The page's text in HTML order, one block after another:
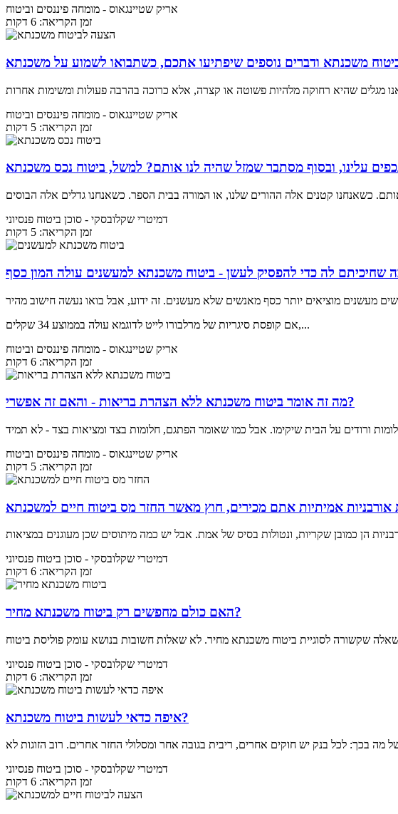
אריק שטיינגאוס - מומחה פיננסים וביטוח
זמן הקריאה: 6 דקות
משכנתא ודברים נוספים שיפתיעו אתכם, כשתבואו לשמוע על משכנתא
אריק שטיינגאוס - מומחה פיננסים וביטוח
זמן הקריאה: 5 דקות
עלינו, ובסוף מסתבר שמזל שהיה לנו אותם? למשל, ביטוח נכס משכנתא
דמיטרי שקלובסקי - סוכן ביטוח פנסיוני
זמן הקריאה: 5 דקות
אם קופסת סיגריות של מרלבורו לייט לדוגמא עולה בממוצע 34 שקלים,...
אריק שטיינגאוס - מומחה פיננסים וביטוח
זמן הקריאה: 6 דקות
מה זה אומר ביטוח משכנתא ללא הצהרת בריאות - והאם זה אפשרי?
אריק שטיינגאוס - מומחה פיננסים וביטוח
זמן הקריאה: 5 דקות
דמיטרי שקלובסקי - סוכן ביטוח פנסיוני
זמן הקריאה: 6 דקות
האם כולם מחפשים רק ביטוח משכנתא מחיר?
דמיטרי שקלובסקי - סוכן ביטוח פנסיוני
זמן הקריאה: 6 דקות
איפה כדאי לעשות ביטוח משכנתא?
דמיטרי שקלובסקי - סוכן ביטוח פנסיוני
זמן הקריאה: 6 דקות